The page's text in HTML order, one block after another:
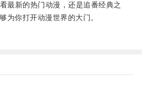
新的热门动漫，还是追番经典之
为你打开动漫世界的大门。